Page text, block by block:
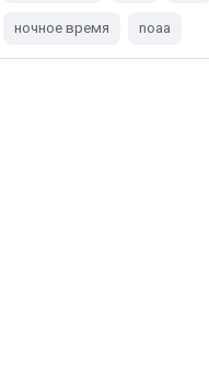
ночное время noaa